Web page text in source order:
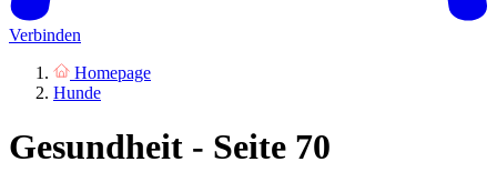
Verbinden
Homepage
Hunde
Gesundheit - Seite 70